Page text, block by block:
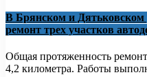
В Брянском и Дятьковском
ремонт трех участков
Общая протяженность
4,2 километра. Работы